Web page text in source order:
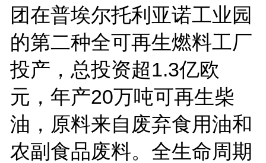
团在普埃尔托利亚诺工业园
的第二种全可再生燃料工厂
投产，总投资超1.3亿欧
元，年产20万吨可再生柴
油，原料来自废弃食用油和
农副食品废料。全生命周期